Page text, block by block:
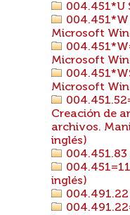
004.451*U
Microsoft
Microsoft
Microsoft
Creación de
archivos.
inglés)
inglés)